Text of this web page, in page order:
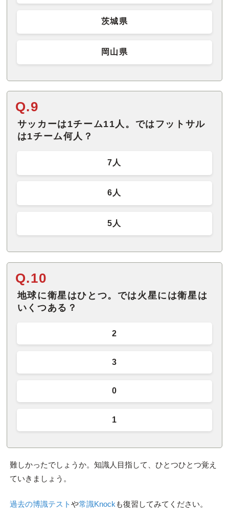
茨城県
岡山県
Q.9
サッカーは1チーム11人。ではフットサル
は1チーム何人？
7人
6人
5人
Q.10
地球に衛星はひとつ。では火星には衛星は
いくつある？
2
3
0
1
難しかったでしょうか。知識人目指して、ひとつひとつ覚え
ていきましょう。
過去の博識テストや常識Knock も復習してみてください。